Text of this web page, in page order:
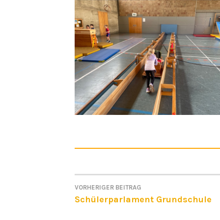
VORHERIGER BEITRAG
Schülerparlament Grundschule